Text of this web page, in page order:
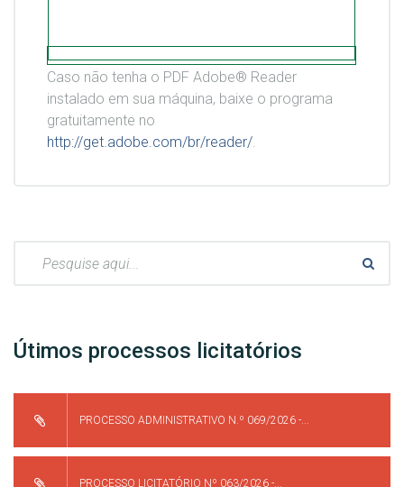
Caso não tenha o PDF Adobe® Reader
instalado em sua máquina, baixe o programa
gratuitamente no
http://get.adobe.com/br/reader/.
Útimos processos licitatórios
PROCESSO ADMINISTRATIVO N.º 069/2026 -...
PROCESSO LICITATÓRIO Nº 063/2026 -...